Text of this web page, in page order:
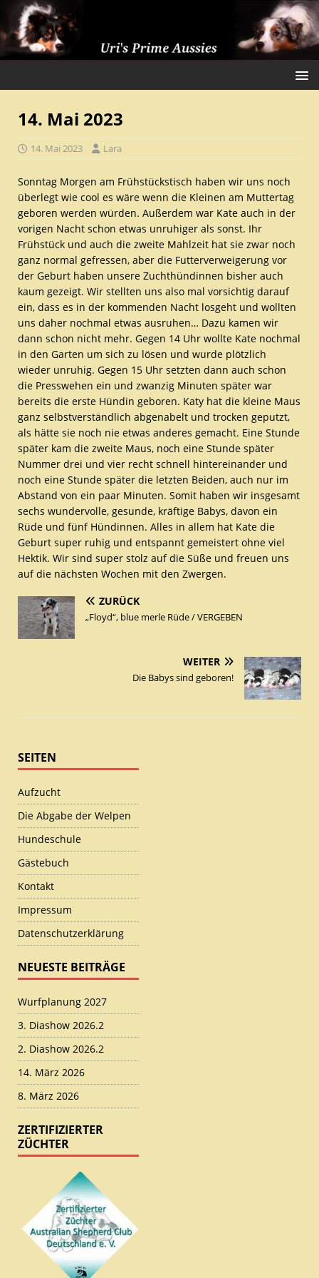
14. Mai 2023
14. Mai 2023 Lara
Sonntag Morgen am Frühstückstisch haben wir uns noch
überlegt wie cool es wäre wenn die Kleinen am Muttertag
geboren werden würden. Außerdem war Kate auch in der
vorigen Nacht schon etwas unruhiger als sonst. Ihr
Frühstück und auch die zweite Mahlzeit hat sie zwar noch
ganz normal gefressen, aber die Futterverweigerung vor
der Geburt haben unsere Zuchthündinnen bisher auch
kaum gezeigt. Wir stellten uns also mal vorsichtig darauf
ein, dass es in der kommenden Nacht losgeht und wollten
uns daher nochmal etwas ausruhen… Dazu kamen wir
dann schon nicht mehr. Gegen 14 Uhr wollte Kate nochmal
in den Garten um sich zu lösen und wurde plötzlich
wieder unruhig. Gegen 15 Uhr setzten dann auch schon
die Presswehen ein und zwanzig Minuten später war
bereits die erste Hündin geboren. Katy hat die kleine Maus
ganz selbstverständlich abgenabelt und trocken geputzt,
als hätte sie noch nie etwas anderes gemacht. Eine Stunde
später kam die zweite Maus, noch eine Stunde später
Nummer drei und vier recht schnell hintereinander und
noch eine Stunde später die letzten Beiden, auch nur im
Abstand von ein paar Minuten. Somit haben wir insgesamt
sechs wundervolle, gesunde, kräftige Babys, davon ein
Rüde und fünf Hündinnen. Alles in allem hat Kate die
Geburt super ruhig und entspannt gemeistert ohne viel
Hektik. Wir sind super stolz auf die Süße und freuen uns
auf die nächsten Wochen mit den Zwergen.
ZURÜCK
„Floyd“, blue merle Rüde / VERGEBEN
WEITER
Die Babys sind geboren!
SEITEN
Aufzucht
Die Abgabe der Welpen
Hundeschule
Gästebuch
Kontakt
Impressum
Datenschutzerklärung
NEUESTE BEITRÄGE
Wurfplanung 2027
3. Diashow 2026.2
2. Diashow 2026.2
14. März 2026
8. März 2026
ZERTIFIZIERTER
ZÜCHTER